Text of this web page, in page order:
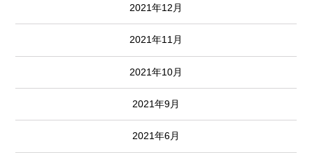
2021年12月
2021年11月
2021年10月
2021年9月
2021年6月